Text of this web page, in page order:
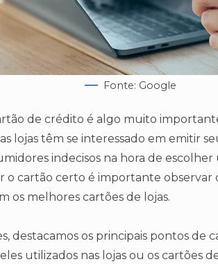
Fonte: Google
de crédito é algo muito
lojas têm se interessado em emitir
indecisos na hora de
o cartão certo é importante observar
os melhores cartões de lojas.
destacamos os principais pontos de
utilizados nas lojas ou os cartões